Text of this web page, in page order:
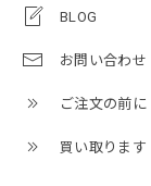
BLOG
お問い合わせ
ご注文の前に
買い取ります